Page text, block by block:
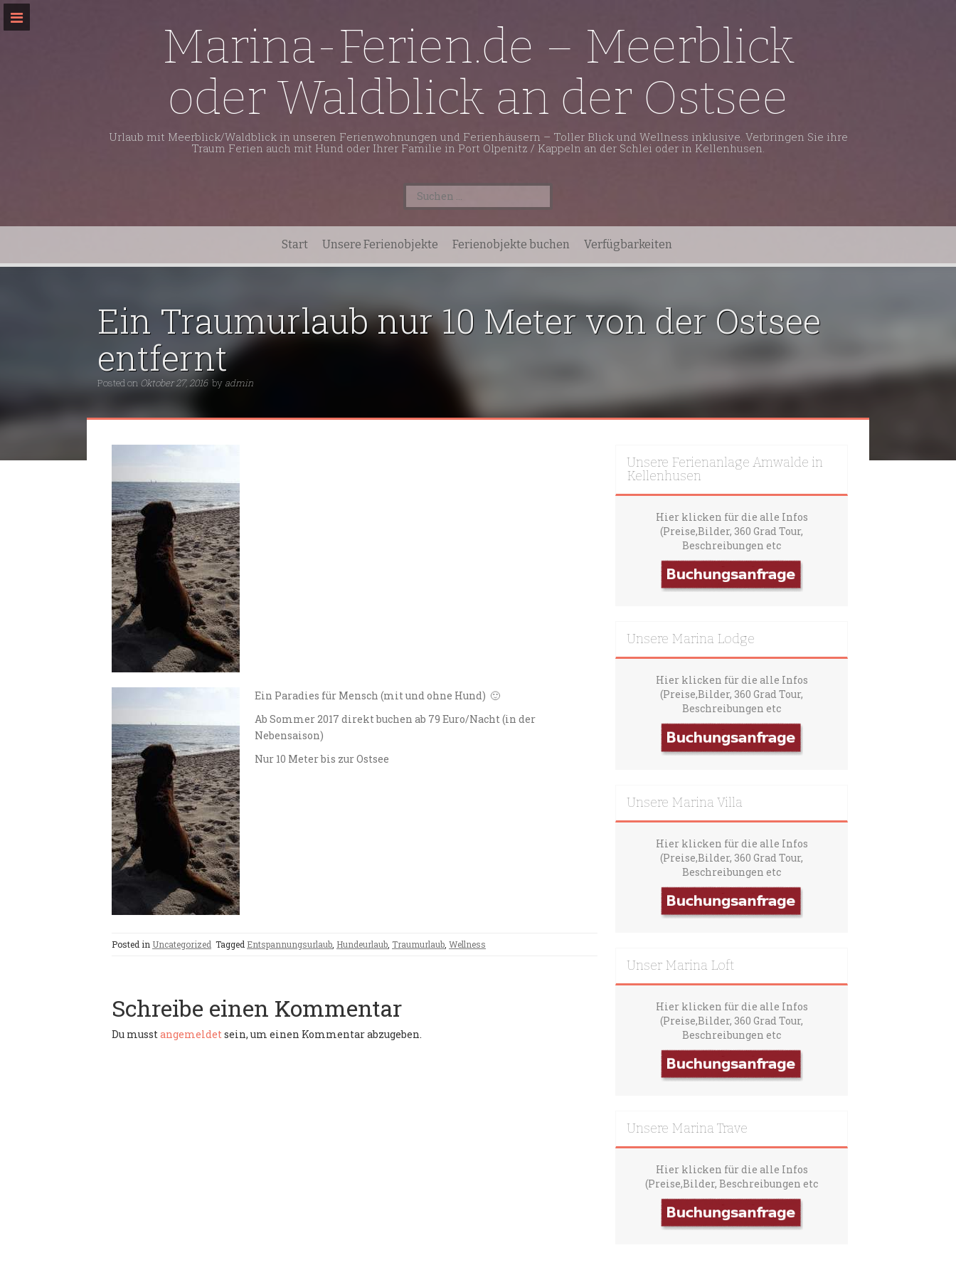
Skip
content
Marina-Ferien.de – Meerblick
oder Waldblick an der Ostsee
Urlaub mit Meerblick/Waldblick in unseren Ferienwohnungen und Ferienhäusern – Toller Blick und Wellness inklusive. Verbringen Sie ihre
Traum Ferien auch mit Hund oder Ihrer Familie in Port Olpenitz / Kappeln an der Schlei oder in Kellenhusen.
Suchen
nach:
Start Unsere Ferienobjekte Ferienobjekte buchen Verfügbarkeiten
Ein Traumurlaub nur 10 Meter von der Ostsee
entfernt
Posted on Oktober 27, 2016 by admin
Ein Paradies für Mensch (mit und ohne Hund) 🙂
Ab Sommer 2017 direkt buchen ab 79 Euro/Nacht (in der
Nebensaison)
Nur 10 Meter bis zur Ostsee
Posted in Uncategorized Tagged Entspannungsurlaub Hundeurlaub Traumurlaub Wellness
Schreibe einen Kommentar
Du musstangemeldetsein, um einen Kommentar abzugeben.
Unsere Ferienanlage Amwalde in
Kellenhusen
Hier klicken für die alle Infos
(Preise,Bilder, 360 Grad Tour,
Beschreibungen etc
Unsere Marina Lodge
Hier klicken für die alle Infos
(Preise,Bilder, 360 Grad Tour,
Beschreibungen etc
Unsere Marina Villa
Hier klicken für die alle Infos
(Preise,Bilder, 360 Grad Tour,
Beschreibungen etc
Unser Marina Loft
Hier klicken für die alle Infos
(Preise,Bilder, 360 Grad Tour,
Beschreibungen etc
Unsere Marina Trave
Hier klicken für die alle Infos
(Preise,Bilder, Beschreibungen etc